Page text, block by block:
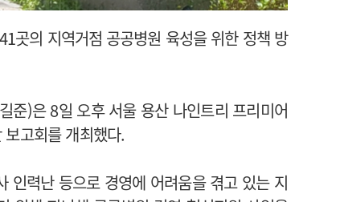
곳의 지역거점 공공병원 육성을 위한 정책 방
준)은 8일 오후 서울 용산 나인트리 프리미어
고회를 개최했다.
인력난 등으로 경영에 어려움을 겪고 있는 지